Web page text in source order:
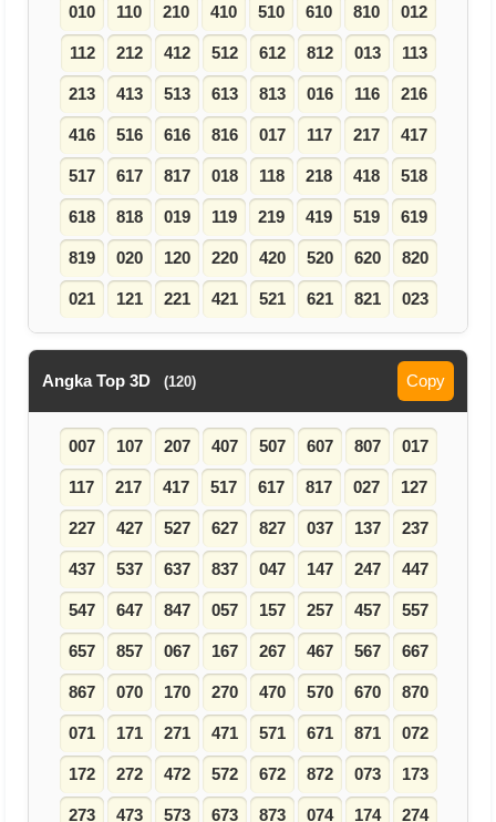
010 110 210 410 510 610 810 012
112 212 412 512 612 812 013 113
213 413 513 613 813 016 116 216
416 516 616 816 017 117 217 417
517 617 817 018 118 218 418 518
618 818 019 119 219 419 519 619
819 020 120 220 420 520 620 820
021 121 221 421 521 621 821 023
Angka Top 3D (120) Copy
007 107 207 407 507 607 807 017
117 217 417 517 617 817 027 127
227 427 527 627 827 037 137 237
437 537 637 837 047 147 247 447
547 647 847 057 157 257 457 557
657 857 067 167 267 467 567 667
867 070 170 270 470 570 670 870
071 171 271 471 571 671 871 072
172 272 472 572 672 872 073 173
273 473 573 673 873 074 174 274